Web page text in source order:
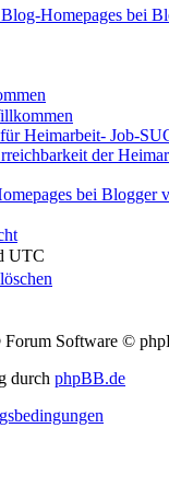
Homepages bei
Heimarbeit- Job-
der
bei Blogger
UTC
Software ©
durch phpBB.de